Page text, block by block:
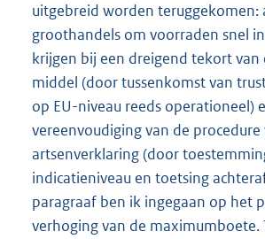
uitgebreid worden teruggekomen:
groothandels om voorraden snel
krijgen bij een dreigend tekort van
middel (door tussenkomst van
op EU-niveau reeds operationeel)
vereenvoudiging van de procedure
artsenverklaring (door
indicatieniveau en toetsing
paragraaf ben ik ingegaan op het
verhoging van de maximumboete.